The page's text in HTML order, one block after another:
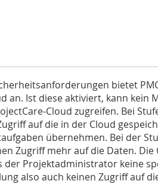
bietet
an. Ist diese aktiviert, kann kein
Cloud zugreifen. Bei
auf die in der Cloud
übernehmen. Bei der
Zugriff mehr auf die Daten. Die
Projektadministrator keine
also auch keinen Zugriff auf